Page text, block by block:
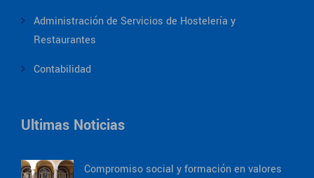
Administración de Servicios de Hostelería y
Restaurantes
Contabilidad
Ultimas Noticias
Compromiso social y formación en valores